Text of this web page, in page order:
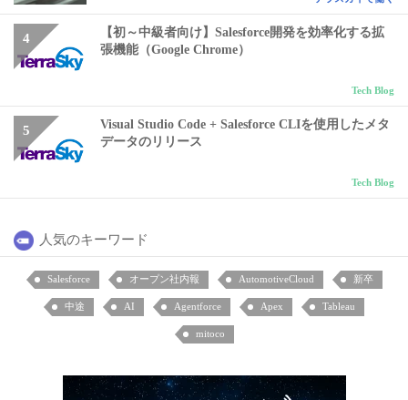
【初～中級者向け】Salesforce開発を効率化する拡
張機能（Google Chrome）
Tech Blog
Visual Studio Code + Salesforce CLIを使用したメタ
データのリリース
Tech Blog
人気のキーワード
Salesforce オープン社内報 AutomotiveCloud 新卒
中途 AI Agentforce Apex Tableau
mitoco